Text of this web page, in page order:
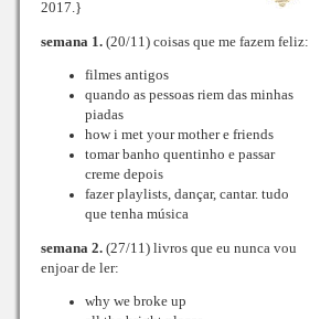
2017.}
semana 1.(20/11) coisas que me fazem feliz:
filmes antigos
quando as pessoas riem das minhas
piadas
how i met your mother e friends
tomar banho quentinho e passar
creme depois
fazer playlists, dançar, cantar. tudo
que tenha música
semana 2.(27/11) livros que eu nunca vou
enjoar de ler:
why we broke up